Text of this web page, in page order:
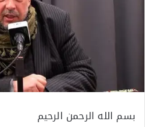
بسم الله الرحمن الرحيم